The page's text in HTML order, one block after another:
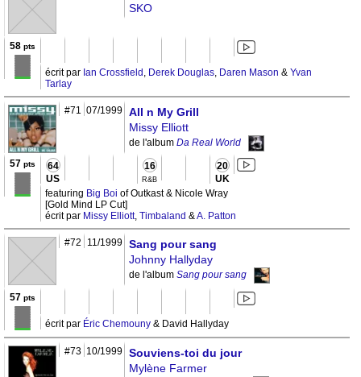
SKO
58 pts
écrit par Ian Crossfield , Derek Douglas, Daren Mason & Yvan
Tarlay
#71 07/1999 All n My Grill
Missy Elliott
de l'album Da Real World
57 pts 64
US
16
R&B
20
UK
featuring Big Boi of Outkast & Nicole Wray
[Gold Mind LP Cut]
écrit par Missy Elliott, Timbaland &A. Patton
#72 11/1999
Sang pour sang
Johnny Hallyday
de l'album Sang pour sang
57 pts
écrit par Éric Chemouny & David Hallyday
#73 10/1999 Souviens-toi du jour
Mylène Farmer